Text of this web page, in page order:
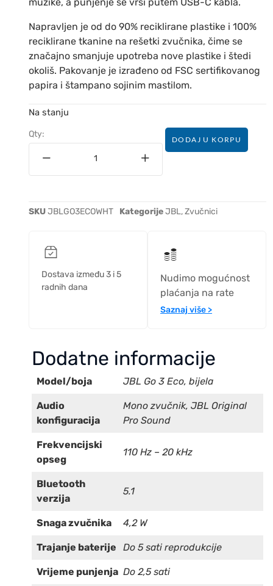
Napravljen je od do 90% reciklirane plastike i 100%
reciklirane tkanine na rešetki zvučnika, čime se
značajno smanjuje upotreba nove plastike i štedi
okoliš. Pakovanje je izrađeno od FSC sertifikovanog
papira i štampano sojinim mastilom.
Na stanju
Qty:
DODAJ U KORPU
SKUJBLGO3ECOWHT KategorijeJBL,Zvučnici
Dostava između 3 i 5
radnih dana
Nudimo mogućnost
plaćanja na rate
Saznaj više >
Dodatne informacije
Model/boja JBL Go 3 Eco, bijela
Audio
konfiguracija
Mono zvučnik, JBL Original
Pro Sound
Frekvencijski
opseg
110 Hz – 20 kHz
Bluetooth
verzija
5.1
Snaga zvučnika 4,2 W
Trajanje baterije Do 5 sati reprodukcije
Vrijeme punjenja Do 2,5 sati